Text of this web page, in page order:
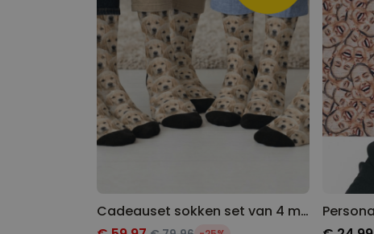
Cadeauset sokken set van 4 met gezicht